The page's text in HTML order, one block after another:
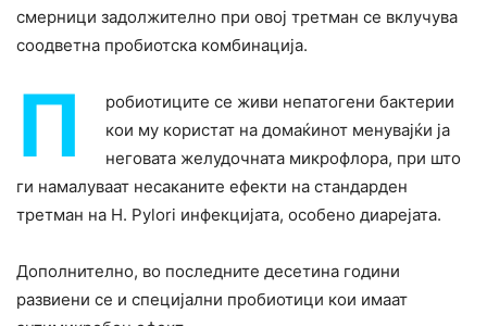
смерници задолжително при овој третман се вклучува
соодветна пробиотска комбинација.
П
робиотиците се живи непатогени бактерии
кои му користат на домаќинот менувајќи ја
неговата желудочната микрофлора, при што
ги намалуваат несаканите ефекти на стандарден
третман на H. Pylori инфекцијата, особено диарејата.
Дополнително, во последните десетина години
развиени се и специјални пробиотици кои имаат